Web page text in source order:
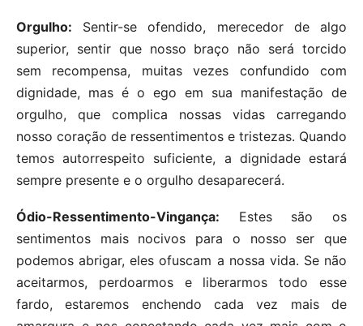
Orgulho: Sentir-se ofendido, merecedor de algo
superior, sentir que nosso braço não será torcido
sem recompensa, muitas vezes confundido com
dignidade, mas é o ego em sua manifestação de
orgulho, que complica nossas vidas carregando
nosso coração de ressentimentos e tristezas. Quando
temos autorrespeito suficiente, a dignidade estará
sempre presente e o orgulho desaparecerá.
Ódio-Ressentimento-Vingança: Estes são os
sentimentos mais nocivos para o nosso ser que
podemos abrigar, eles ofuscam a nossa vida. Se não
aceitarmos, perdoarmos e liberarmos todo esse
fardo, estaremos enchendo cada vez mais de